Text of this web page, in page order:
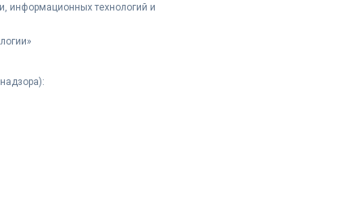
информационных технологий и